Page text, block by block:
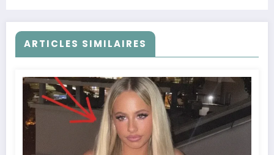
ARTICLES SIMILAIRES